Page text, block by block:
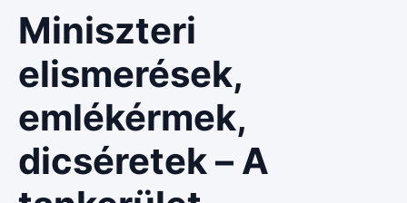
Miniszteri
elismerések,
emlékérmek,
dicséretek – A